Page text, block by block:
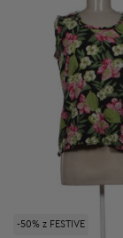
-50% z FESTIVE